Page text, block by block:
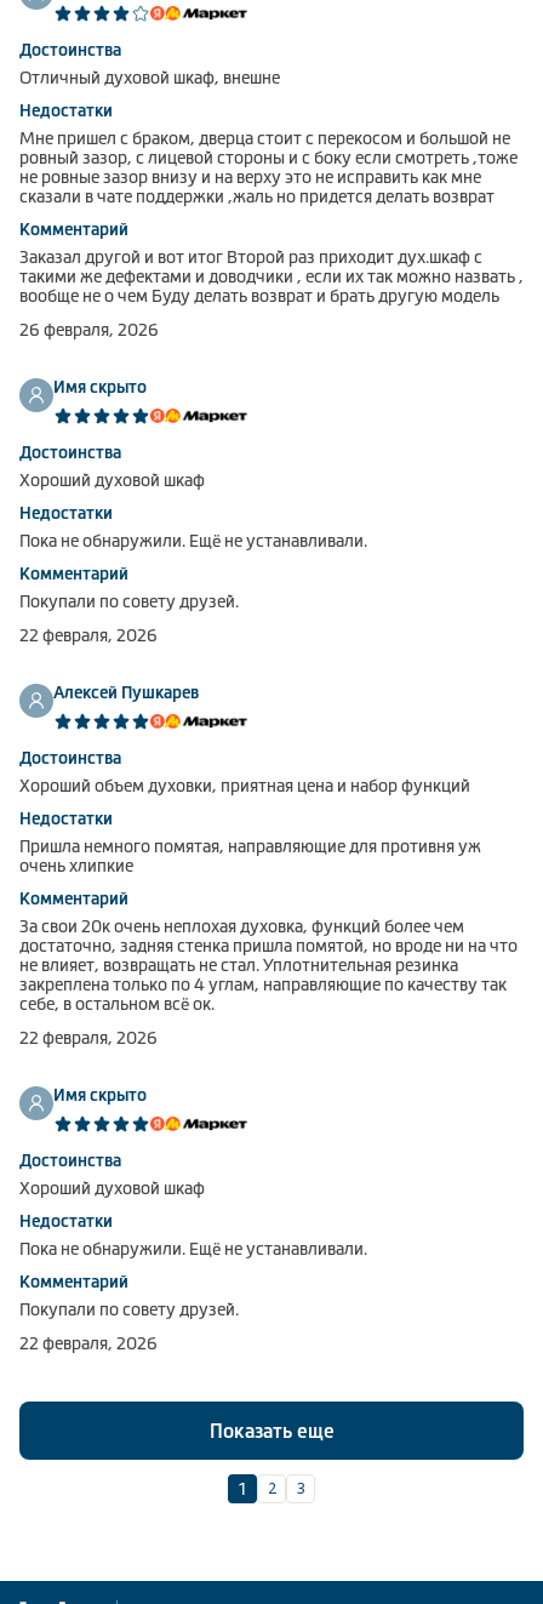
Достоинства
Отличный духовой шкаф, внешне
Недостатки
Мне пришел с браком, дверца стоит с перекосом и большой не
ровный зазор, с лицевой стороны и с боку если смотреть ,тоже
не ровные зазор внизу и на верху это не исправить как мне
сказали в чате поддержки ,жаль но придется делать возврат
Комментарий
Заказал другой и вот итог Второй раз приходит дух.шкаф с
такими же дефектами и доводчики , если их так можно назвать ,
вообще не о чем Буду делать возврат и брать другую модель
26 февраля, 2026
Имя скрыто
Достоинства
Хороший духовой шкаф
Недостатки
Пока не обнаружили. Ещё не устанавливали.
Комментарий
Покупали по совету друзей.
22 февраля, 2026
Алексей Пушкарев
Достоинства
Хороший объем духовки, приятная цена и набор функций
Недостатки
Пришла немного помятая, направляющие для противня уж
очень хлипкие
Комментарий
За свои 20к очень неплохая духовка, функций более чем
достаточно, задняя стенка пришла помятой, но вроде ни на что
не влияет, возвращать не стал. Уплотнительная резинка
закреплена только по 4 углам, направляющие по качеству так
себе, в остальном всё ок.
22 февраля, 2026
Имя скрыто
Достоинства
Хороший духовой шкаф
Недостатки
Пока не обнаружили. Ещё не устанавливали.
Комментарий
Покупали по совету друзей.
22 февраля, 2026
Показать еще
1 2 3